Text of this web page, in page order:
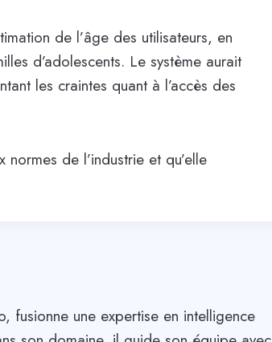
de l’âge des utilisateurs, en
d’adolescents. Le système aurait
les craintes quant à l’accès des
de l’industrie et qu’elle
fusionne une expertise en intelligence